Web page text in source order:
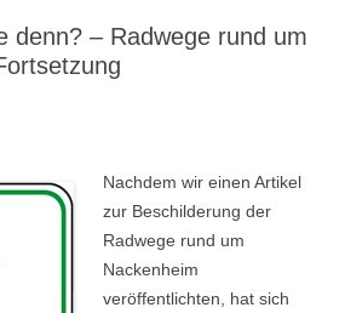
denn? – Radwege rund um
Nachdem wir einen Artikel
zur Beschilderung der
Radwege rund um
Nackenheim
veröffentlichten, hat sich